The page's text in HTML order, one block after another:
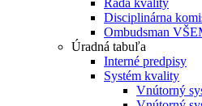
Rada kvality
Disciplinárna
Ombudsman
Úradná tabuľa
Interné predpisy
Systém kvality
Vnútorný